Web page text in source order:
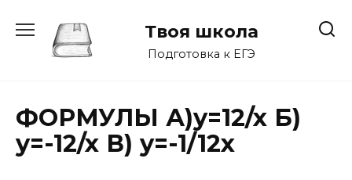
содержанию
Твоя школа
Подготовка к ЕГЭ
ФОРМУЛЫ А)y=12/x Б)
y=-12/x В) y=-1/12x